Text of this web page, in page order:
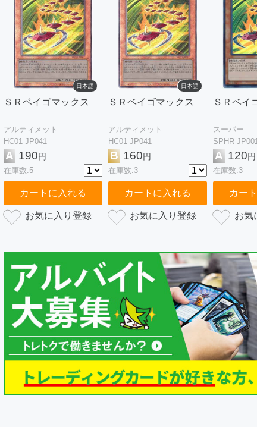
日本語
ＳＲベイゴマックス
アルティメット
HC01-JP041
A 190円
在庫数:5
カートに入れる
日本語
ＳＲベイゴマックス
アルティメット
HC01-JP041
B 160円
在庫数:3
カートに入れる
ＳＲベイ
スーパー
SPHR-JP001
A 120円
在庫数:3
カー